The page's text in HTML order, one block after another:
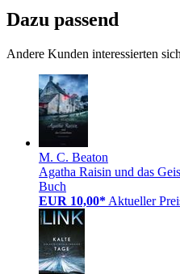
Dazu passend
Andere Kunden interessierten
M. C. Beaton
Agatha Raisin und das
Buch
EUR 10,00* Aktueller